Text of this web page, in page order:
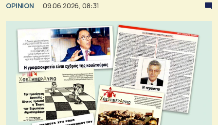
OPINION 09.06.2026, 08:31